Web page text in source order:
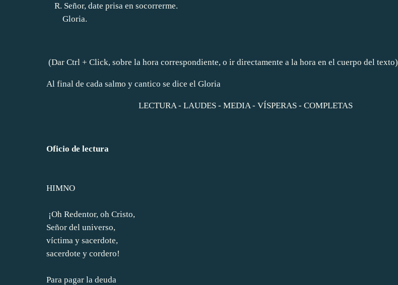
R. Señor, date prisa en socorrerme.
Gloria.
(Dar Ctrl + Click, sobre la hora correspondiente, o ir directamente a la hora en el cuerpo del texto)
Al final de cada salmo y cantico se dice el Gloria
LECTURA- LAUDES- MEDIA- VÍSPERAS- COMPLETAS
Oficio de lectura
HIMNO
¡Oh Redentor, oh Cristo,
Señor del universo,
víctima y sacerdote,
sacerdote y cordero!
Para pagar la deuda